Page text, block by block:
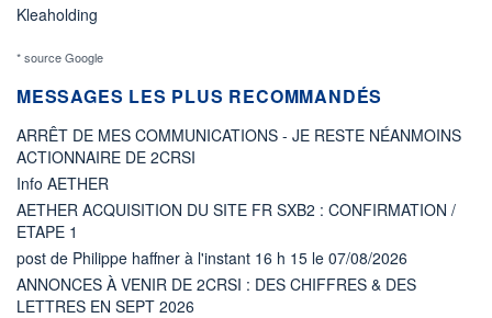
Kleaholding
* source Google
MESSAGES LES PLUS RECOMMANDÉS
ARRÊT DE MES COMMUNICATIONS - JE RESTE NÉANMOINS
ACTIONNAIRE DE 2CRSI
Info AETHER
AETHER ACQUISITION DU SITE FR SXB2 : CONFIRMATION /
ETAPE 1
post de Philippe haffner à l'instant 16 h 15 le 07/08/2026
ANNONCES À VENIR DE 2CRSI : DES CHIFFRES & DES
LETTRES EN SEPT 2026